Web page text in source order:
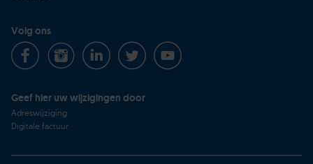
Volg ons
Geef hier uw wijzigingen door
Adreswijziging
Digitale factuur